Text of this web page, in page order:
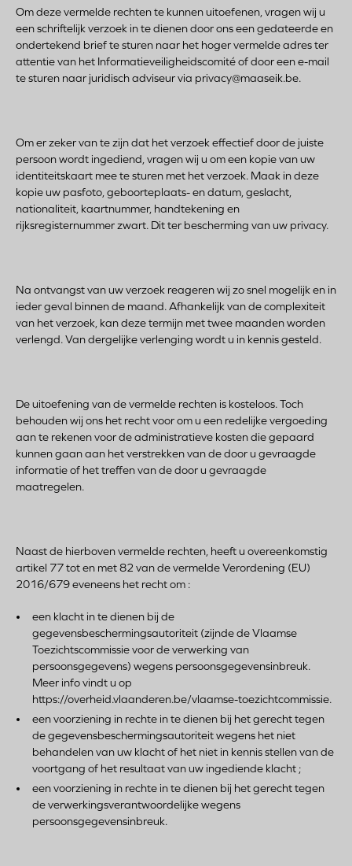
Om deze vermelde rechten te kunnen uitoefenen, vragen wij u
een schriftelijk verzoek in te dienen door ons een gedateerde en
ondertekend brief te sturen naar het hoger vermelde adres ter
attentie van het Informatieveiligheidscomité of door een e-mail
te sturen naar juridisch adviseur via privacy@maaseik.be.
Om er zeker van te zijn dat het verzoek effectief door de juiste
persoon wordt ingediend, vragen wij u om een kopie van uw
identiteitskaart mee te sturen met het verzoek. Maak in deze
kopie uw pasfoto, geboorteplaats- en datum, geslacht,
nationaliteit, kaartnummer, handtekening en
rijksregisternummer zwart. Dit ter bescherming van uw privacy.
Na ontvangst van uw verzoek reageren wij zo snel mogelijk en in
ieder geval binnen de maand. Afhankelijk van de complexiteit
van het verzoek, kan deze termijn met twee maanden worden
verlengd. Van dergelijke verlenging wordt u in kennis gesteld.
De uitoefening van de vermelde rechten is kosteloos. Toch
behouden wij ons het recht voor om u een redelijke vergoeding
aan te rekenen voor de administratieve kosten die gepaard
kunnen gaan aan het verstrekken van de door u gevraagde
informatie of het treffen van de door u gevraagde
maatregelen.
Naast de hierboven vermelde rechten, heeft u overeenkomstig
artikel 77 tot en met 82 van de vermelde Verordening (EU)
2016/679 eveneens het recht om :
een klacht in te dienen bij de
gegevensbeschermingsautoriteit (zijnde de Vlaamse
Toezichtscommissie voor de verwerking van
persoonsgegevens) wegens persoonsgegevensinbreuk.
Meer info vindt u op
https://overheid.vlaanderen.be/vlaamse-toezichtcommissie.
een voorziening in rechte in te dienen bij het gerecht tegen
de gegevensbeschermingsautoriteit wegens het niet
behandelen van uw klacht of het niet in kennis stellen van de
voortgang of het resultaat van uw ingediende klacht ;
een voorziening in rechte in te dienen bij het gerecht tegen
de verwerkingsverantwoordelijke wegens
persoonsgegevensinbreuk.